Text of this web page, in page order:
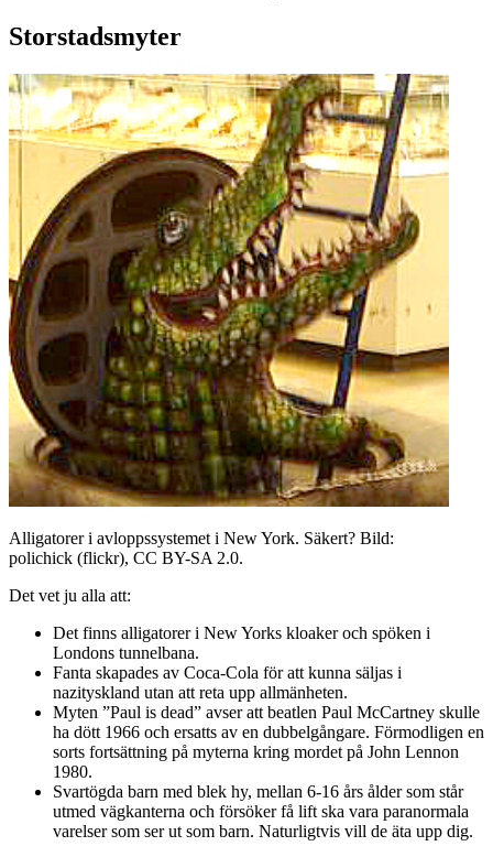
Storstadsmyter
Alligatorer i avloppssystemet i New York. Säkert? Bild:
polichick (flickr), CC BY-SA 2.0.
Det vet ju alla att:
Det finns alligatorer i New Yorks kloaker och spöken i
Londons tunnelbana.
Fanta skapades av Coca-Cola för att kunna säljas i
nazityskland utan att reta upp allmänheten.
Myten ”Paul is dead” avser att beatlen Paul McCartney skulle
ha dött 1966 och ersatts av en dubbelgångare. Förmodligen en
sorts fortsättning på myterna kring mordet på John Lennon
1980.
Svartögda barn med blek hy, mellan 6-16 års ålder som står
utmed vägkanterna och försöker få lift ska vara paranormala
varelser som ser ut som barn. Naturligtvis vill de äta upp dig.